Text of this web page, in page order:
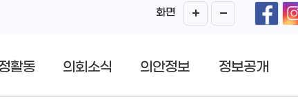
화면
활동 의회소식 의안정보 정보공개